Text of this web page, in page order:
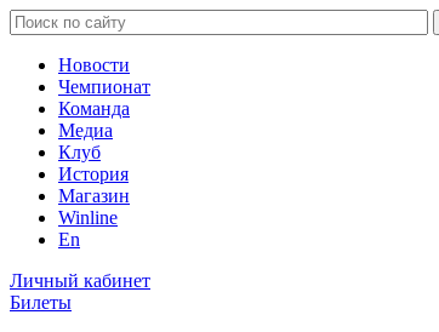
Новости
Чемпионат
Команда
Медиа
Клуб
История
Магазин
Winline
En
Личный кабинет
Билеты